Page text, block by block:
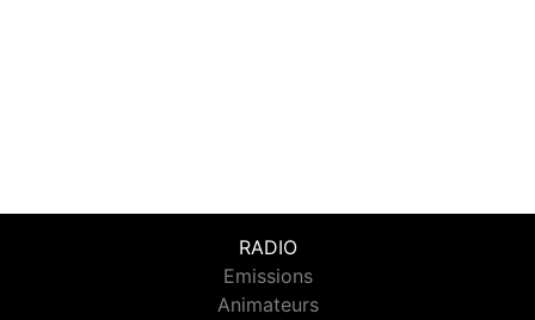
RADIO
Emissions
Animateurs